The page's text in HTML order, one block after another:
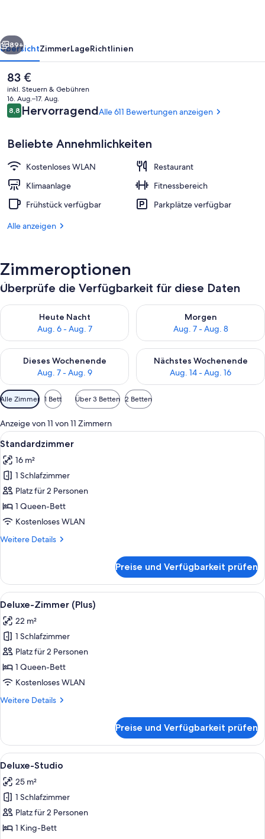
Bar (in der Unterkunft)
Weiter
89+
ÜbersichtZimmerLageRichtlinien
Der
aktuelle
Preis
beträgt
83 €.
83 €
inkl. Steuern & Gebühren
16. Aug.–17. Aug.
Bewertungen
8,88,8 von 10.
HervorragendAlle 611 Bewertungen anzeigen
Beliebte Annehmlichkeiten
Kostenloses WLAN
Restaurant
Klimaanlage
Fitnessbereich
Frühstück verfügbar
Parkplätze verfügbar
Alle anzeigen
Zimmeroptionen
Überprüfe die Verfügbarkeit für diese Daten
Heute Nacht
Aug. 6 - Aug. 7
Überprüfe die Verfügbarkeit für heute Nacht, Aug. 6 - Aug. 7.
Morgen
Aug. 7 - Aug. 8
Überprüfe die Verfügbarkeit
Dieses Wochenende
Aug. 7 - Aug. 9
Überprüfe die Verfügbarkeit für dieses Wochenende, Aug. 7
Nächstes Wochenende
Aug. 14 - Aug. 16
Überprüfe die Verfügbarkeit
Verfügbare
Filter
für
Zimmer
Alle Zimmer 1 Bett Über 3 Betten 2 Betten
Anzeige von 11 von 11 Zimmern
Alle
Fotos
für
Standardzimmer
anzeigen
Ein Hotelzimmer mit Bett,
11
Standardzimmer
16 m²
1 Schlafzimmer
Platz für 2 Personen
1 Queen-Bett
Kostenloses WLAN
Weitere Details
Weitere
Preise und Verfügbarkeit prüfen
Alle
Fotos
für
Deluxe-
Zimmer
(Plus)
anzeigen
Ein Bett mit weißer Bettwäsche,
10
Deluxe-Zimmer (Plus)
22 m²
1 Schlafzimmer
Platz für 2 Personen
1 Queen-Bett
Kostenloses WLAN
Weitere Details
Weitere
Zimmer
(Plus)
Preise und Verfügbarkeit prüfen
Alle
Fotos
für
Deluxe-
Studio
anzeigen
Ein Hotelzimmer mit Bett,
13
Deluxe-Studio
25 m²
1 Schlafzimmer
Platz für 2 Personen
1 King-Bett